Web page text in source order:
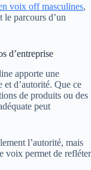
voix off masculines,
le parcours d’un
d’entreprise
apporte une
et d’autorité. Que ce
de produits ou des
peut
l’autorité, mais
voix permet de refléter